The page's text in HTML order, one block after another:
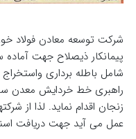
شرکت توسعه معادن فولاد
پیمانکار ذیصلاح جهت آماده
شامل باطله برداری
راهبری خط خردایش معدن
زنجان اقدام نماید. لذا از
عمل می آید جهت دریافت